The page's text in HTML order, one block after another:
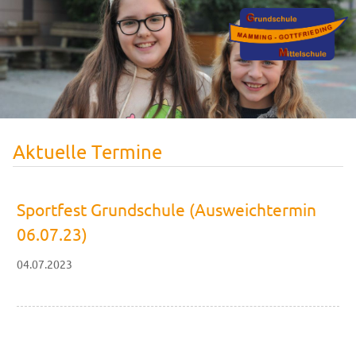
Aktuelle Termine
Sportfest Grundschule (Ausweichtermin
06.07.23)
04.07.2023